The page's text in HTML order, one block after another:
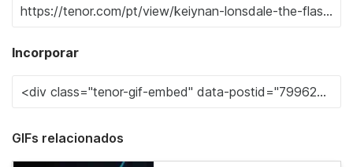
Incorporar
GIFs relacionados